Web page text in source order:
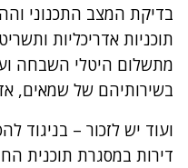
בדיקת המצב התכנוני
תוכניות אדריכליות
מתשלום היטלי השבחה
בשירותיהם של שמאים,
ועוד יש לזכור – בניגוד
דירות במסגרת תוכנית